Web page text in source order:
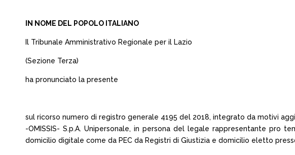
IN NOME DEL POPOLO ITALIANO
Il Tribunale Amministrativo Regionale per il Lazio
(Sezione Terza)
ha pronunciato la presente
sul ricorso numero di registro generale 4195 del 2018, integrato da motivi
-OMISSIS- S.p.A. Unipersonale, in persona del legale rappresentante pro
domicilio digitale come da PEC da Registri di Giustizia e domicilio eletto